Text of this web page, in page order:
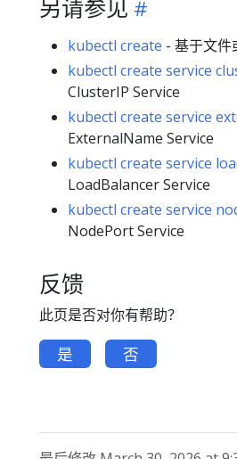
另请参见
kubectl create - 基于文件
kubectl create service
ClusterIP Service
kubectl create service
ExternalName Service
kubectl create service
LoadBalancer Service
kubectl create service
NodePort Service
反馈
此页是否对你有帮助？
是 否